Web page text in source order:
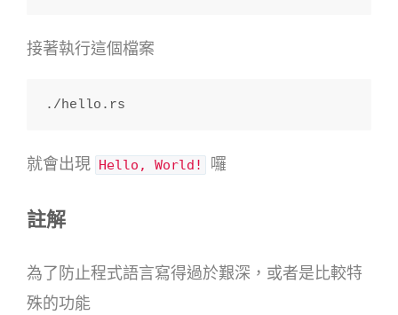
接著執行這個檔案
./hello.rs
就會出現 Hello, World! 囉
註解
為了防止程式語言寫得過於艱深，或者是比較特
殊的功能